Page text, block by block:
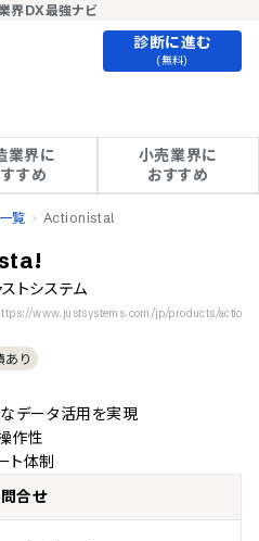
界DX最強ナビ
診断に進む
(無料)
業界に
すめ
小売業界に
おすすめ
覧 Actionista!
トシステム
https://www.justsystems.com/jp/products/actio
あり
データ活用を実現
作性
ト体制
合せ